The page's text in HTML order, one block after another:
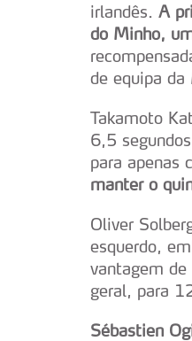
irlandês. A
do Minho,
de equipa
Takamoto
6,5
para apenas
manter o
Oliver
esquerdo,
vantagem
geral, para
Sébastien